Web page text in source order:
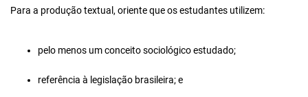
Para a produção textual, oriente que os estudantes utilizem:
pelo menos um conceito sociológico estudado;
referência à legislação brasileira; e